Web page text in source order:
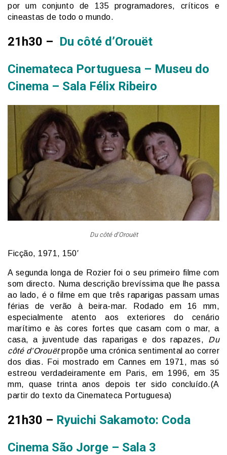
por um conjunto de 135 programadores, críticos e
cineastas de todo o mundo.
21h30 – Du côté d’Orouët
Cinemateca Portuguesa – Museu do
Cinema – Sala Félix Ribeiro
Du côté d’Orouët
Ficção, 1971, 150′
A segunda longa de Rozier foi o seu primeiro filme com
som directo. Numa descrição brevíssima que lhe passa
ao lado, é o filme em que três raparigas passam umas
férias de verão à beira-mar. Rodado em 16 mm,
especialmente atento aos exteriores do cenário
marítimo e às cores fortes que casam com o mar, a
casa, a juventude das raparigas e dos rapazes, Du
côté d’Orouëtpropõe uma crónica sentimental ao correr
dos dias. Foi mostrado em Cannes em 1971, mas só
estreou verdadeiramente em Paris, em 1996, em 35
mm, quase trinta anos depois ter sido concluído.(A
partir do texto da Cinemateca Portuguesa)
21h30 – Ryuichi Sakamoto: Coda
Cinema São Jorge – Sala 3